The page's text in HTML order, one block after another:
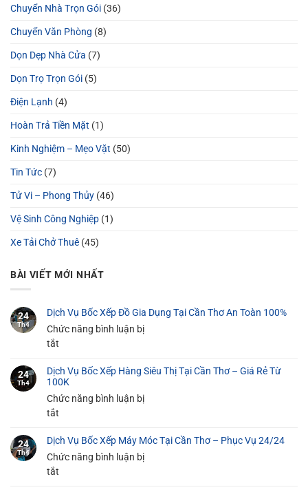
Chuyển Nhà Trọn Gói (36)
Chuyển Văn Phòng (8)
Dọn Dẹp Nhà Cửa (7)
Dọn Trọ Trọn Gói (5)
Điện Lạnh (4)
Hoàn Trả Tiền Mặt (1)
Kinh Nghiệm – Mẹo Vặt (50)
Tin Tức (7)
Tử Vi – Phong Thủy (46)
Vệ Sinh Công Nghiệp (1)
Xe Tải Chở Thuê (45)
BÀI VIẾT MỚI NHẤT
24
Th4
Dịch Vụ Bốc Xếp Đồ Gia Dụng Tại Cần Thơ An Toàn 100%
Chức năng bình luận bị
tắt
Vụ
Bốc
Xếp
Dụng
Tại
24
Th4
Dịch Vụ Bốc Xếp Hàng Siêu Thị Tại Cần Thơ – Giá Rẻ Từ
100K
Chức năng bình luận bị
tắt
Vụ
Bốc
24
Th4
Dịch Vụ Bốc Xếp Máy Móc Tại Cần Thơ – Phục Vụ 24/24
Chức năng bình luận bị
tắt